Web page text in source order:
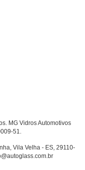
MG Vidros Automotivos
51.
Vila Velha - ES, 29110-